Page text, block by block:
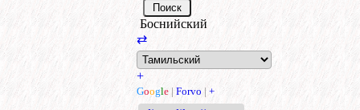
Боснийский
⇄
+
Google | Forvo | +